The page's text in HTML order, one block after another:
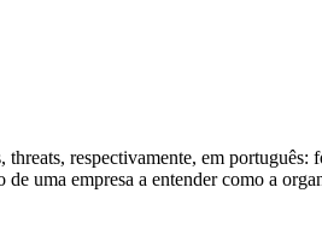
respectivamente, em
uma empresa a entender como a